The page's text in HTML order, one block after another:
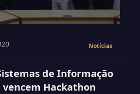
Notícias
de Informação
vencem Hackathon